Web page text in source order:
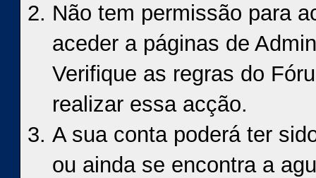
Não tem permissão para
aceder a páginas de
Verifique as regras do
realizar essa acção.
A sua conta poderá ter
ou ainda se encontra a